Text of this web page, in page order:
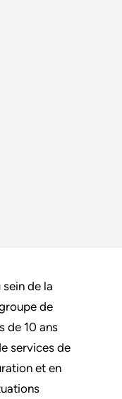
de la
de
de 10 ans
services de
et en